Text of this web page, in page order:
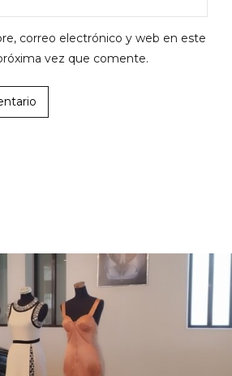
correo electrónico y web en este
vez que comente.